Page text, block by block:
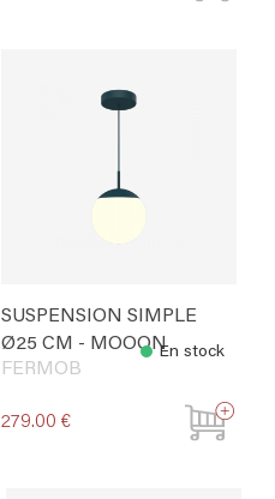
SUSPENSION SIMPLE
Ø25 CM - MOOON
FERMOB
En stock
279.00 €